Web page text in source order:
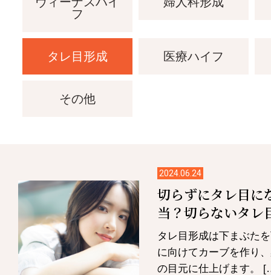
フ
タレ目形成 医療ハイフ
その他
2024.06.24
切らずにタレ目に
当？切らないタレ
タレ目形成は下まぶた
に向けてカーブを作り
の目元に仕上げます。